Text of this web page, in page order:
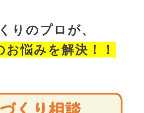
りのプロが、
お悩みを解決！！